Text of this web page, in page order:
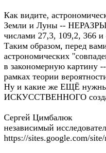
Как видите,
Земли и Луны --
числами 27,3, 109,2, 366 и
Таким образом, перед
астрономических
в закономерную
рамках теории
Ну и какие же ЕЩЁ нужны
ИСКУССТВЕННОГО
Сергей Цимбалюк
независимый
https://sites.google.com/